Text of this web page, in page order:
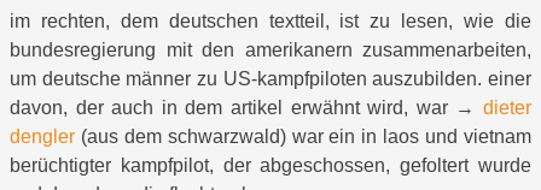
im rechten, dem deutschen textteil, ist zu lesen, wie die
bundesregierung mit den amerikanern zusammenarbeiten,
um deutsche männer zu US-kampfpiloten auszubilden. einer
davon, der auch in dem artikel erwähnt wird, war → dieter
dengler (aus dem schwarzwald) war ein in laos und vietnam
berüchtigter kampfpilot, der abgeschossen, gefoltert wurde